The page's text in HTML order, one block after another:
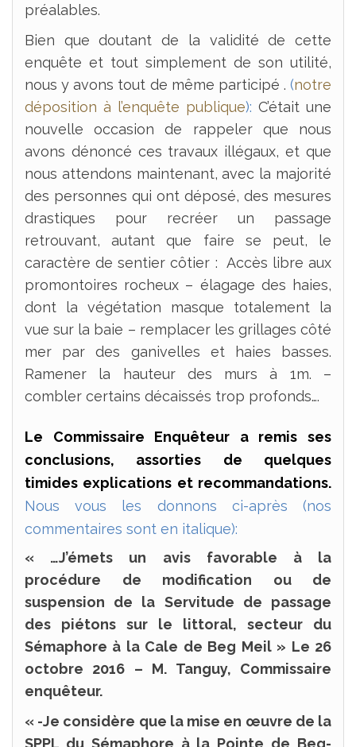
préalables.
Bien que doutant de la validité de cette
enquête et tout simplement de son utilité,
nous y avons tout de même participé . (notre
déposition à l’enquête publique): C’était une
nouvelle occasion de rappeler que nous
avons dénoncé ces travaux illégaux, et que
nous attendons maintenant, avec la majorité
des personnes qui ont déposé, des mesures
drastiques pour recréer un passage
retrouvant, autant que faire se peut, le
caractère de sentier côtier : Accès libre aux
promontoires rocheux – élagage des haies,
dont la végétation masque totalement la
vue sur la baie – remplacer les grillages côté
mer par des ganivelles et haies basses.
Ramener la hauteur des murs à 1m. –
combler certains décaissés trop profonds….
Le Commissaire Enquêteur a remis ses
conclusions, assorties de quelques
timides explications et recommandations.
Nous vous les donnons ci-après (nos
commentaires sont en italique):
« …J’émets un avis favorable à la
procédure de modification ou de
suspension de la Servitude de passage
des piétons sur le littoral, secteur du
Sémaphore à la Cale de Beg Meil » Le 26
octobre 2016 – M. Tanguy, Commissaire
enquêteur.
« -Je considère que la mise en œuvre de la
SPPL du Sémaphore à la Pointe de Beg-